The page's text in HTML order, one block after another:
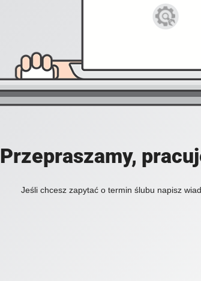
Przepraszamy,
Jeśli chcesz zapytać o termin ślubu napisz